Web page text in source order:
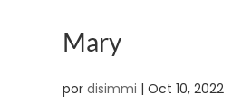
Mary
por disimmi | Oct 10, 2022